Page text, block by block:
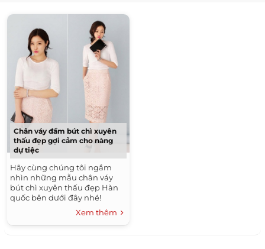
Chân váy đầm bút chì xuyên
thấu đẹp gợi cảm cho nàng
dự tiệc
Hãy cùng chúng tôi ngắm
nhìn những mẫu chân váy
bút chì xuyên thấu đẹp Hàn
quốc bên dưới đây nhé!
Xem thêm